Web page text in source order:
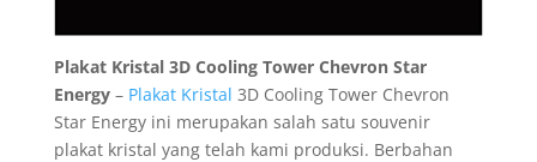
Plakat Kristal 3D Cooling Tower Chevron Star
Energy – Plakat Kristal 3D Cooling Tower Chevron
Star Energy ini merupakan salah satu souvenir
plakat kristal yang telah kami produksi. Berbahan